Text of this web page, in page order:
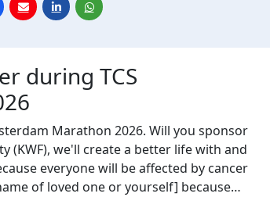
during TCS
Marathon 2026. Will you sponsor
(KWF), we'll create a better life with and
everyone will be affected by cancer
of loved one or yourself] because…